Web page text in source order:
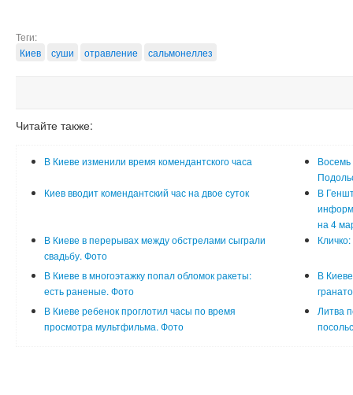
Теги:
Киев
суши отравление сальмонеллез
Читайте также:
В Киеве изменили время комендантского часа
Восемь
Киев вводит комендантский час на двое суток
В
на 4
В Киеве в перерывах между обстрелами сыграли
свадьбу. Фото
В Киеве в многоэтажку попал обломок ракеты:
есть раненые. Фото
В
В Киеве ребенок проглотил часы по время
просмотра мультфильма. Фото
Литва